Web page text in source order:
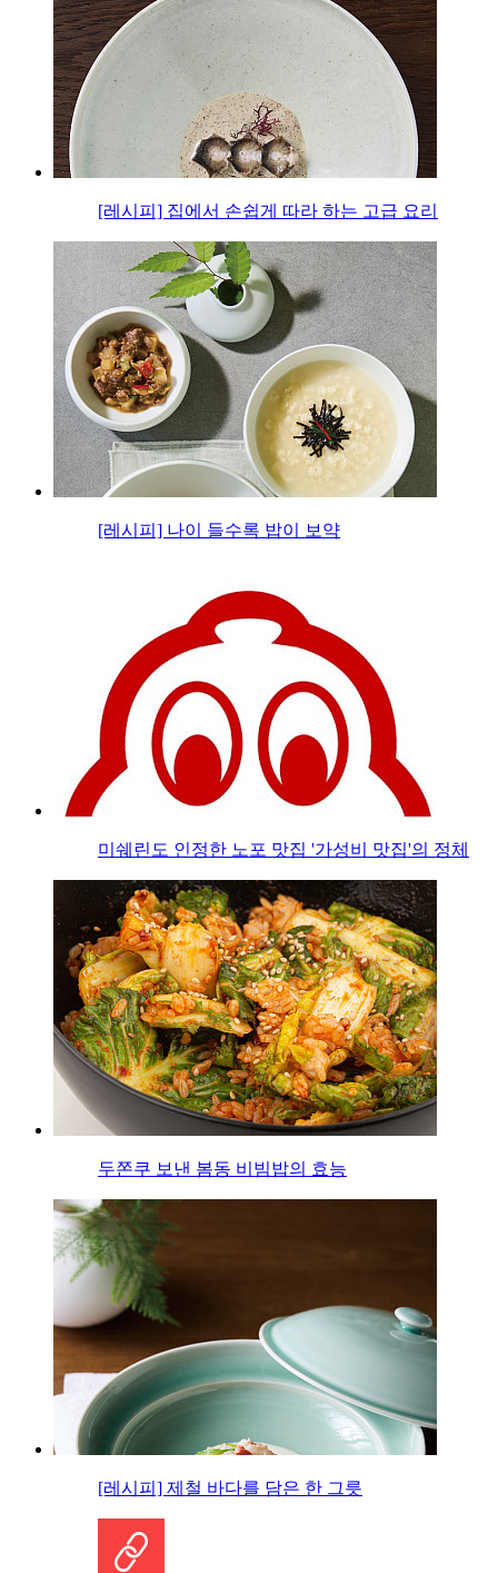
[레시피] 집에서 손쉽게 따라 하는 고급 요리
[레시피] 나이 들수록 밥이 보약
미쉐린도 인정한 노포 맛집 '가성비 맛집'의 정체
두쫀쿠 보낸 봄동 비빔밥의 효능
[레시피] 제철 바다를 담은 한 그릇